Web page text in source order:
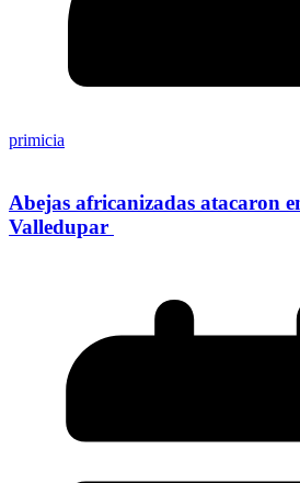
primicia
Abejas africanizadas atacaron
Valledupar